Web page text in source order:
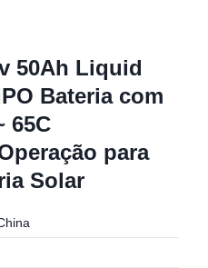
50Ah Liquid
Bateria com
65C
para
Solar